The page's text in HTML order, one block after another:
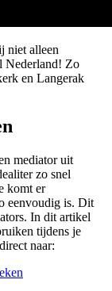
niet alleen
Nederland! Zo
en Langerak
mediator uit
zo snel
komt er
eenvoudig is. Dit
In dit artikel
tijdens je
naar: